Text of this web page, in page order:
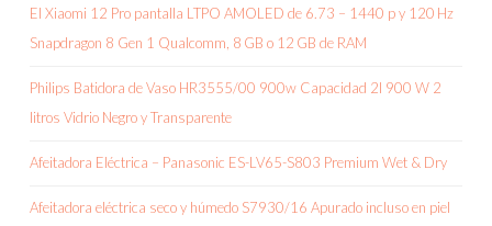
El Xiaomi 12 Pro pantalla LTPO AMOLED de 6.73 – 1440 p y 120 Hz
Snapdragon 8 Gen 1 Qualcomm, 8 GB o 12 GB de RAM
Philips Batidora de Vaso HR3555/00 900w Capacidad 2l 900 W 2
litros Vidrio Negro y Transparente
Afeitadora Eléctrica – Panasonic ES-LV65-S803 Premium Wet & Dry
Afeitadora eléctrica seco y húmedo S7930/16 Apurado incluso en piel